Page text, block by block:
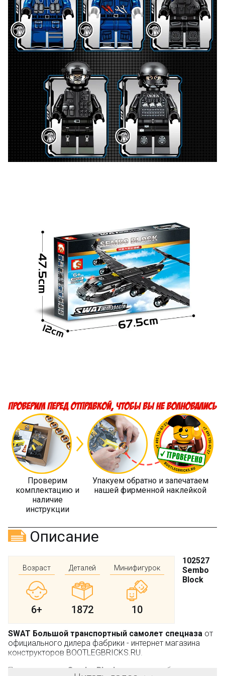
Проверим
комплектацию и
наличие
инструкции
Упакуем обратно и запечатаем
нашей фирменной наклейкой
Описание
Возраст
6+
Деталей
1872
Минифигурок
10
102527
Sembo
Block
SWAT Большой транспортный самолет спецназа от
официального дилера фабрики - интернет магазина
конструкторов BOOTLEGBRICKS.RU.
Производитель: Sembo Block
, не является брендом